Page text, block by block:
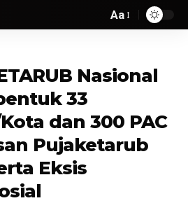
Aa
Nasional
33
dan 300 PAC
Pujaketarub
Eksis